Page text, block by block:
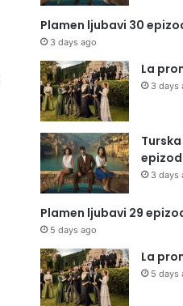
Plamen ljubavi 30
3 days ago
La
3 days
3 days
Plamen ljubavi 29
5 days ago
La
5 days